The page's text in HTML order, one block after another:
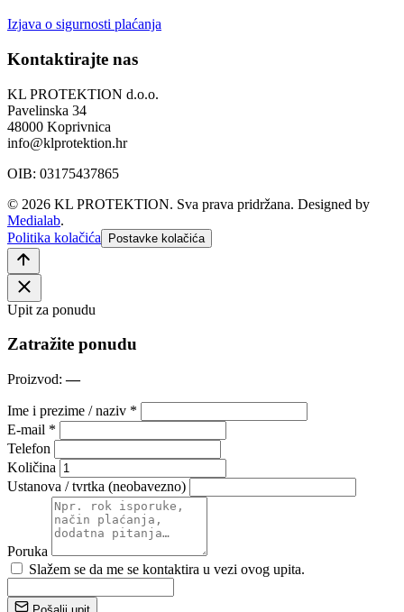
Izjava o sigurnosti plaćanja
Kontaktirajte nas
KL PROTEKTION d.o.o.
Pavelinska 34
48000 Koprivnica
info@klprotektion.hr
OIB: 03175437865
© 2026 KL PROTEKTION. Sva prava pridržana. Designed by
Medialab.
Politika kolačića
Postavke kolačića
Upit za ponudu
Zatražite ponudu
Proizvod:—
Ime i prezime / naziv *
E-mail *
Telefon
Količina
Ustanova / tvrtka (neobavezno)
Poruka
Slažem se da me se kontaktira u vezi ovog upita.